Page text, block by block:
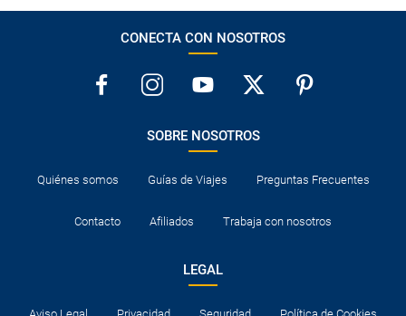
¿Cuáles son las condiciones generales en las
¿Cuáles son los impuestos de entrada y salida del
al hotel o viceversa no ha aparecido?
¿Necesito visado para poder ir a ...?
¿Por qué me sale el precio de un niño igual que el
CONECTA CON NOSOTROS
SOBRE NOSOTROS
Quiénes somos Guías de Viajes Preguntas Frecuentes
Contacto Afiliados Trabaja con nosotros
LEGAL
Aviso Legal Privacidad Seguridad Política de Cookies